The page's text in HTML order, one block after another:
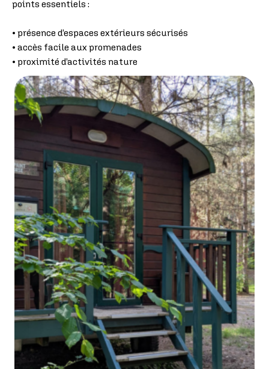
points essentiels :
• présence d’espaces extérieurs sécurisés
• accès facile aux promenades
• proximité d’activités nature